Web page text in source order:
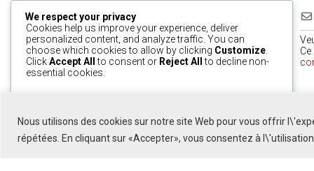
Nous utilisons des cookies sur notre site Web pour vous offrir
répétées. En cliquant sur «Accepter», vous consentez à l\'utilisation
We respect your privacy
Cookies help us improve your experience, deliver
personalized content, and analyze traffic. You can
choose which cookies to allow by clicking Customize
ClickAccept All to consent or Reject All
to decline non-
essential cookies.
Powered by